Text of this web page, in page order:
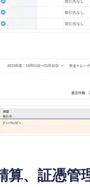
、証憑管